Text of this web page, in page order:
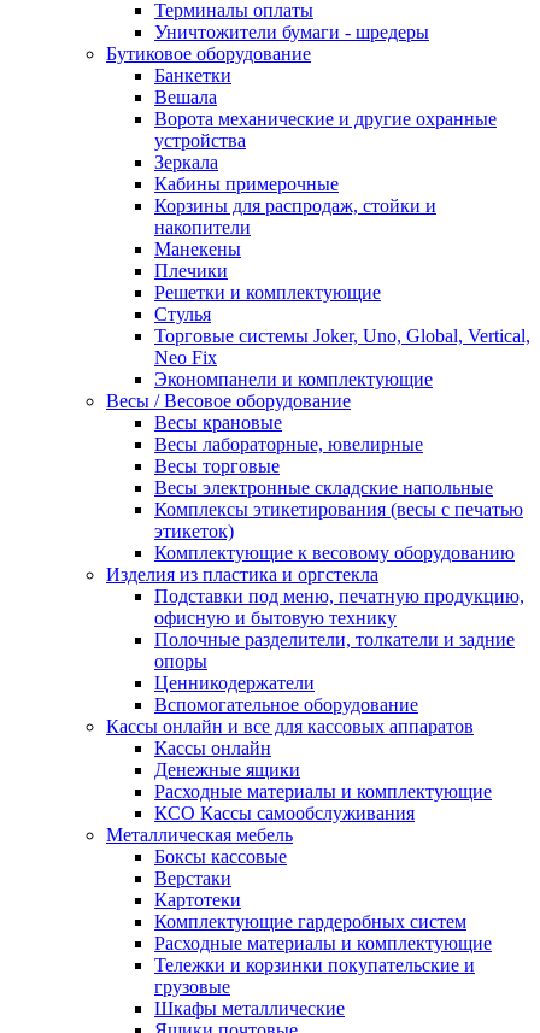
Терминалы оплаты
Уничтожители бумаги - шредеры
Бутиковое оборудование
Банкетки
Вешала
Ворота механические и другие охранные
устройства
Зеркала
Кабины примерочные
Корзины для распродаж, стойки и
накопители
Манекены
Плечики
Решетки и комплектующие
Стулья
Торговые системы Joker, Uno, Global, Vertical,
Neo Fix
Экономпанели и комплектующие
Весы / Весовое оборудование
Весы крановые
Весы лабораторные, ювелирные
Весы торговые
Весы электронные складские напольные
Комплексы этикетирования (весы с печатью
этикеток)
Комплектующие к весовому оборудованию
Изделия из пластика и оргстекла
Подставки под меню, печатную продукцию,
офисную и бытовую технику
Полочные разделители, толкатели и задние
опоры
Ценникодержатели
Вспомогательное оборудование
Кассы онлайн и все для кассовых аппаратов
Кассы онлайн
Денежные ящики
Расходные материалы и комплектующие
КСО Кассы самообслуживания
Металлическая мебель
Боксы кассовые
Верстаки
Картотеки
Комплектующие гардеробных систем
Расходные материалы и комплектующие
Тележки и корзинки покупательские и
грузовые
Шкафы металлические